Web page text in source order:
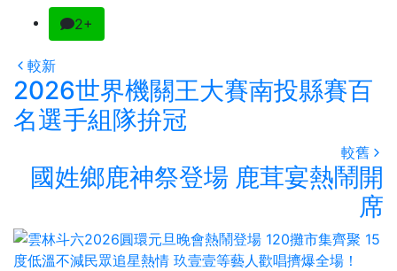
2+
較新
2026世界機關王大賽南投縣賽百
名選手組隊拚冠
較舊
國姓鄉鹿神祭登場 鹿茸宴熱鬧開
席